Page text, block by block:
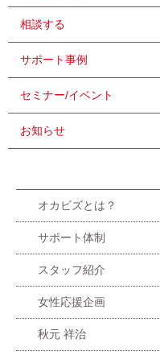
相談する
サポート事例
セミナー/イベント
お知らせ
オカビズとは？
サポート体制
スタッフ紹介
女性応援企画
秋元 祥治